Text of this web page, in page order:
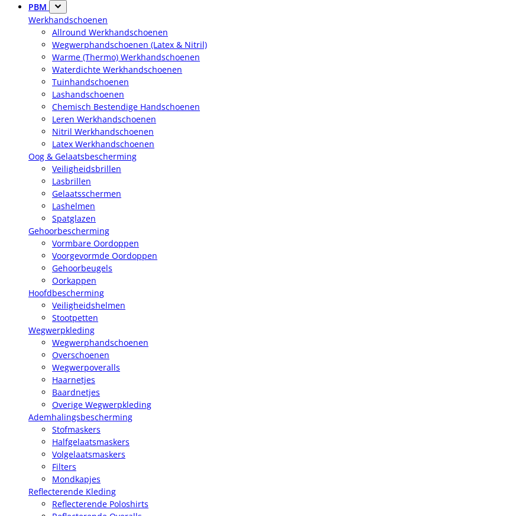
PBM
Werkhandschoenen
Allround Werkhandschoenen
Wegwerphandschoenen (Latex & Nitril)
Warme (Thermo) Werkhandschoenen
Waterdichte Werkhandschoenen
Tuinhandschoenen
Lashandschoenen
Chemisch Bestendige Handschoenen
Leren Werkhandschoenen
Nitril Werkhandschoenen
Latex Werkhandschoenen
Oog & Gelaatsbescherming
Veiligheidsbrillen
Lasbrillen
Gelaatsschermen
Lashelmen
Spatglazen
Gehoorbescherming
Vormbare Oordoppen
Voorgevormde Oordoppen
Gehoorbeugels
Oorkappen
Hoofdbescherming
Veiligheidshelmen
Stootpetten
Wegwerpkleding
Wegwerphandschoenen
Overschoenen
Wegwerpoveralls
Haarnetjes
Baardnetjes
Overige Wegwerpkleding
Ademhalingsbescherming
Stofmaskers
Halfgelaatsmaskers
Volgelaatsmaskers
Filters
Mondkapjes
Reflecterende Kleding
Reflecterende Poloshirts